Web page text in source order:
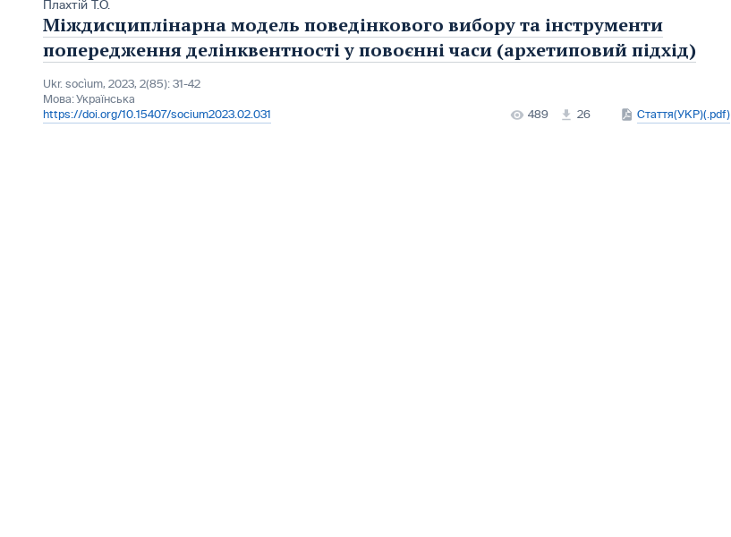
Плахтій Т.О.
Міждисциплінарна модель поведінкового вибору та інструменти
попередження делінквентності у повоєнні часи (архетиповий підхід)
Ukr. socìum, 2023, 2(85): 31-42
Мова:Українська
https://doi.org/10.15407/socium2023.02.031
489 26 Стаття(УКР)(.pdf)